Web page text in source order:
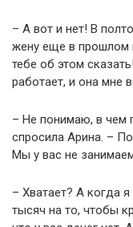
– А вот и нет! В
жену еще в прошлом
тебе об этом
работает, и она мне
– Не понимаю, в чем
спросила Арина. –
Мы у вас не
– Хватает? А когда
тысяч на то, чтобы